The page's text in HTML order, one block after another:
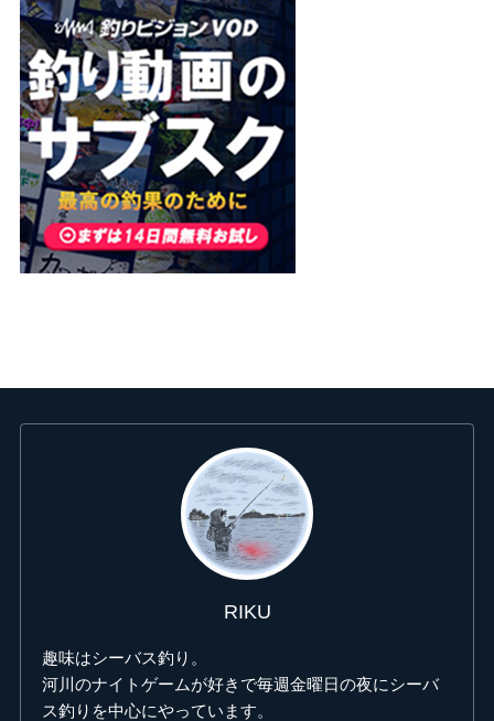
イ
ブ
RIKU
趣味はシーバス釣り。
河川のナイトゲームが好きで毎週金曜日の夜にシーバ
ス釣りを中心にやっています。